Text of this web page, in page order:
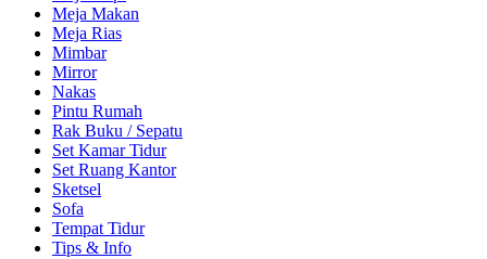
Meja Makan
Meja Rias
Mimbar
Mirror
Nakas
Pintu Rumah
Rak Buku / Sepatu
Set Kamar Tidur
Set Ruang Kantor
Sketsel
Sofa
Tempat Tidur
Tips & Info